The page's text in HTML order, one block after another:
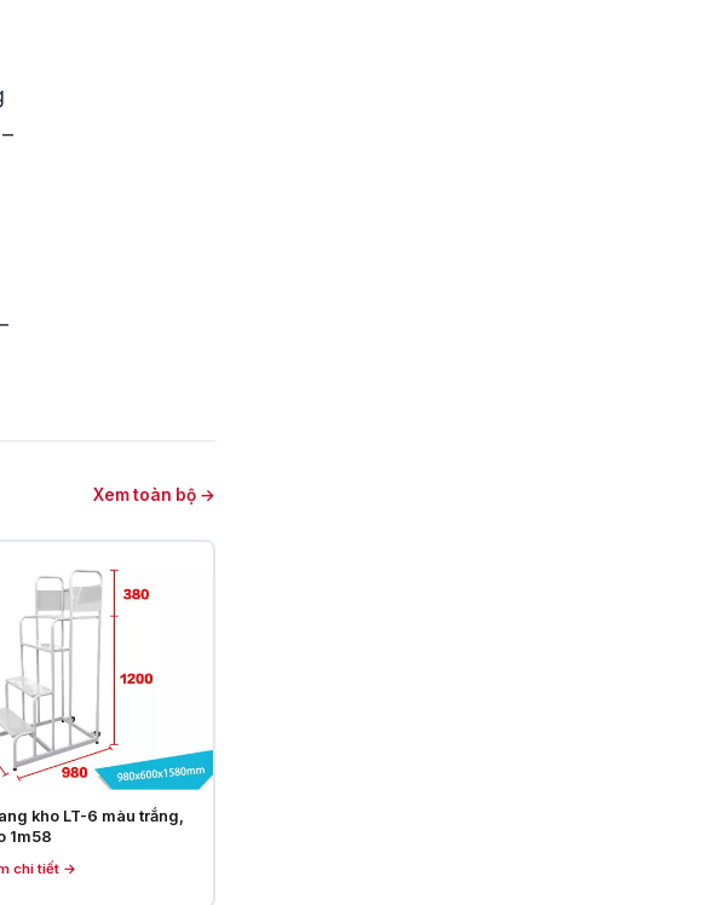
Xem toàn bộ →
kho LT-6 màu trắng,
1m58
chi tiết →